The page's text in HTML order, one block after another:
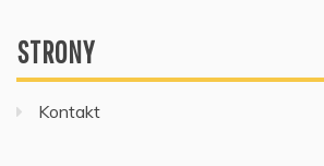
STRONY
Kontakt